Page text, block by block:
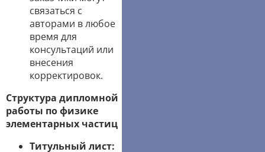
связаться с
авторами в любое
время для
консультаций или
внесения
корректировок.
Структура дипломной
работы по физике
элементарных частиц
Титульный лист: